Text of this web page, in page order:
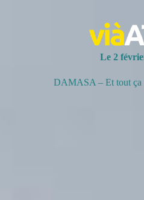
Le 2
DAMASA – Et tout ça